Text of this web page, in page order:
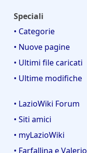
Speciali
• Categorie
• Nuove pagine
• Ultimi file caricati
• Ultime modifiche
• LazioWiki Forum
• Siti amici
• myLazioWiki
• Farfallina e Valerio